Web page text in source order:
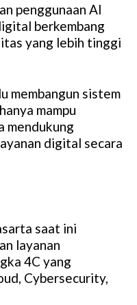
penggunaan AI
berkembang
yang lebih tinggi
membangun sistem
mampu
mendukung
digital secara
saat ini
layanan
4C yang
Cybersecurity,